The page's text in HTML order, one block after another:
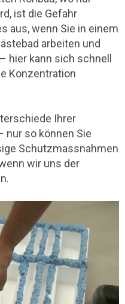
ist die Gefahr
aus, wenn Sie in einem
arbeiten und
hier kann sich schnell
Konzentration
Ihrer
so können Sie
Schutzmassnahmen
wir uns der